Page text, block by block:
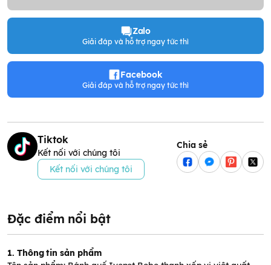
Zalo
Giải đáp và hỗ trợ ngay tức thì
Facebook
Giải đáp và hỗ trợ ngay tức thì
Tiktok
Kết nối với chúng tôi
Kết nối với chúng tôi
Chia sẻ
Đặc điểm nổi bật
1. Thông tin sản phẩm